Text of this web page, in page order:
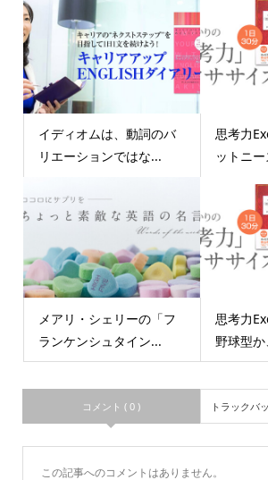
イディオムは、動詞のバ
リエーションではな...
思考力
ットニ
メアリ・シェリーの「フ
ランケンシュタイン...
思考力
野球型
コメント ( 0 ) トラックバ
この記事へのコメントはありません。